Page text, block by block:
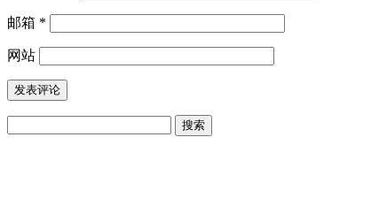
邮箱 *
网站